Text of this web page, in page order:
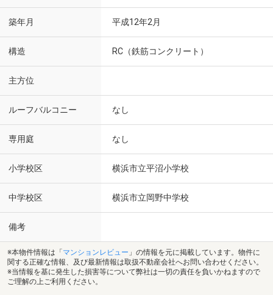
築年月 平成12年2月
構造 RC（鉄筋コンクリート）
主方位
ルーフバルコニー なし
専用庭 なし
小学校区 横浜市立平沼小学校
中学校区 横浜市立岡野中学校
備考
※本物件情報は「 マンションレビュー 」の情報を元に掲載しています。物件に
関する正確な情報、及び最新情報は取扱不動産会社へお問い合わせください。
※当情報を基に発生した損害等について弊社は一切の責任を負いかねますので
ご理解の上ご利用ください。